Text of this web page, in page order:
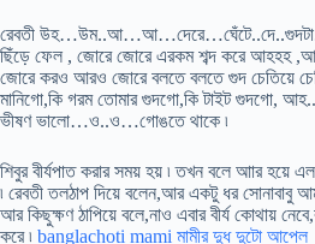
রেবতী
ছিঁড়ে ফেল , জোরে জোরে এরকম শব্দ করে আহহহ
জোরে করও আরও জোরে বলতে বলতে গুদ চেতিয়ে
মানিগো,কি গরম তোমার গুদগো,কি টাইট গুদগো,
ভীষণ ভালো…ও..ও…গোঙতে থাকে ৷
শিবুর বীর্যপাত করার সময় হয় ৷ তখন বলে আার হয়ে
৷ রেবতী তলঠাপ দিয়ে বলেন,আর একটু ধর সোনাবাবু
আর কিছুক্ষণ ঠাপিয়ে বলে,নাও এবার বীর্য কোথায়
করে ৷ banglachoti mami মামীর দুধ দুটো আপেল